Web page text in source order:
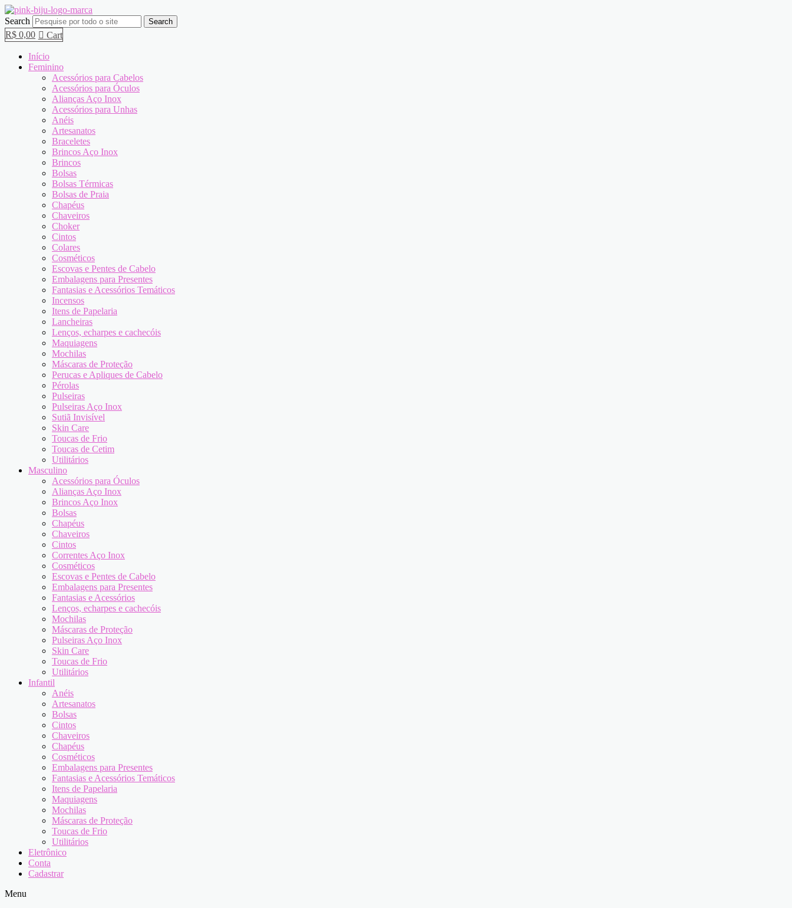
Search Search
R$ 0,00 Cart
Início
Feminino
Acessórios para Cabelos
Acessórios para Óculos
Alianças Aço Inox
Acessórios para Unhas
Anéis
Artesanatos
Braceletes
Brincos Aço Inox
Brincos
Bolsas
Bolsas Térmicas
Bolsas de Praia
Chapéus
Chaveiros
Choker
Cintos
Colares
Cosméticos
Escovas e Pentes de Cabelo
Embalagens para Presentes
Fantasias e Acessórios Temáticos
Incensos
Itens de Papelaria
Lancheiras
Lenços, echarpes e cachecóis
Maquiagens
Mochilas
Máscaras de Proteção
Perucas e Apliques de Cabelo
Pérolas
Pulseiras
Pulseiras Aço Inox
Sutiã Invisível
Skin Care
Toucas de Frio
Toucas de Cetim
Utilitários
Masculino
Acessórios para Óculos
Alianças Aço Inox
Brincos Aço Inox
Bolsas
Chapéus
Chaveiros
Cintos
Correntes Aço Inox
Cosméticos
Escovas e Pentes de Cabelo
Embalagens para Presentes
Fantasias e Acessórios
Lenços, echarpes e cachecóis
Mochilas
Máscaras de Proteção
Pulseiras Aço Inox
Skin Care
Toucas de Frio
Utilitários
Infantil
Anéis
Artesanatos
Bolsas
Cintos
Chaveiros
Chapéus
Cosméticos
Embalagens para Presentes
Fantasias e Acessórios Temáticos
Itens de Papelaria
Maquiagens
Mochilas
Máscaras de Proteção
Toucas de Frio
Utilitários
Eletrônico
Conta
Cadastrar
Menu